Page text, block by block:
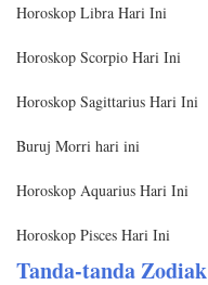
Horoskop Libra Hari Ini
Horoskop Scorpio Hari Ini
Horoskop Sagittarius Hari Ini
Buruj Morri hari ini
Horoskop Aquarius Hari Ini
Horoskop Pisces Hari Ini
Tanda-tanda Zodiak